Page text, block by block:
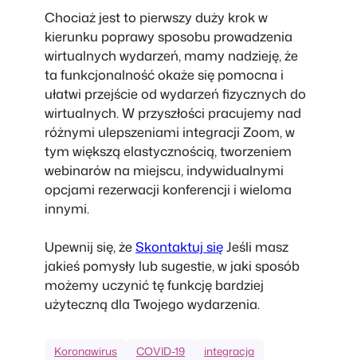
Chociaż jest to pierwszy duży krok w
kierunku poprawy sposobu prowadzenia
wirtualnych wydarzeń, mamy nadzieję, że
ta funkcjonalność okaże się pomocna i
ułatwi przejście od wydarzeń fizycznych do
wirtualnych. W przyszłości pracujemy nad
różnymi ulepszeniami integracji Zoom, w
tym większą elastycznością, tworzeniem
webinarów na miejscu, indywidualnymi
opcjami rezerwacji konferencji i wieloma
innymi.
Upewnij się, żeSkontaktuj sięJeśli masz
jakieś pomysły lub sugestie, w jaki sposób
możemy uczynić tę funkcję bardziej
użyteczną dla Twojego wydarzenia.
Koronawirus COVID-19
integracja